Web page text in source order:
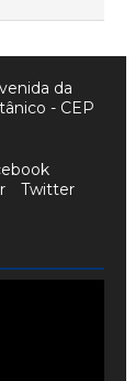
da
- CEP
Twitter